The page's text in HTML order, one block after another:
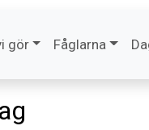
gör Fåglarna